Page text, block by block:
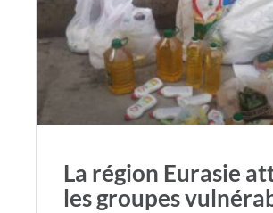
La région Eurasie
les groupes